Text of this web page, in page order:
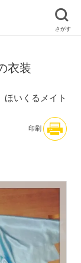
衣装
ほいくるメイト
印刷